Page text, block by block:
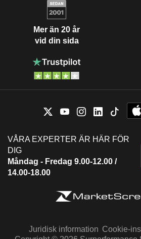
Mer än 20 år
vid din sida
VÅRA EXPERTER ÄR HÄR FÖR
DIG
Måndag - Fredag 9.00-12.00 /
14.00-18.00
Juridisk information Cookie-